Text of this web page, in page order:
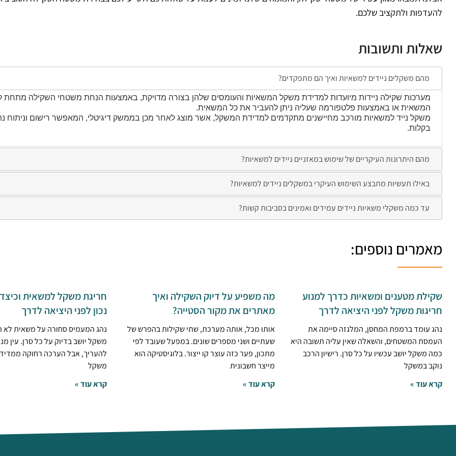
להעדפות ולתקציב שלכם.
שאלות ותשובות
מהם משקלים ניידים למשאיות ואיך הם מתפקדים?
מערכות שקילה ניידות מיועדות למדידת משקל המשאיות והעומסים שלהן בצורה מדויקת, באמצעות הנחת משטחי השקילה מתחת
המשאית או באמצעות פלטפורמה שעליה ניתן להעביר את כל המשאית.
משקל נייד למשאיות מורכב מחיישנים מתקדמים למדידת המשקל, אשר מוצג לאחר מכן בממשק דיגיטלי, המאפשר רישום וניתוח
בקלות.
מהם היתרונות העיקריים של שימוש במאזניים ניידים למשאיות?
באילו תעשיות מתבצע השימוש העיקרי במשקלים ניידים למשאיות?
עד כמה משקלי משאיות ניידים עמידים ואמינים בסביבות קשות?
מאמרים נוספים:
שקילת מטענים ומשאיות כדרך למנוע
חריגות משקל לפני היציאה לדרך
נהג עומד ברמפת המחסן, המלגזה סיימה את
העמסת המשטחים, והשאלה שאין עליה תשובה היא
כמה משקל יושב עכשיו על כל סרן. רישיון הרכב
נוקב במשקל
קרא עוד »
מה משפיע על דיוק השקילה ואיך
מאתרים את מקור הסטייה?
אותו מכל, אותה מערכת, שתי שקילות בהפרש של
שעתיים ושני מספרים שונים. במפעל שעובד לפי
מתכון, פער כזה עוצר קו ייצור. בלוגיסטיקה הוא
מייצר חשבונית
קרא עוד »
חריגת משקל למשאית
נכון לפני היציאה לדרך
נהג המעמיס סחורה על משאית לא
משקל יושב בדיוק על כל סרן. עין
להעריך, אבל הערכה רחוקה
משקל
קרא עוד »